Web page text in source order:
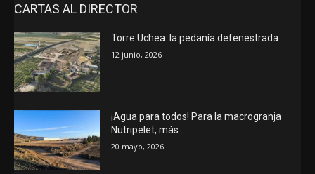
CARTAS AL DIRECTOR
Torre Uchea: la pedanía defenestrada
12 junio, 2026
¡Agua para todos! Para la macrogranja
Nutripelet, más…
20 mayo, 2026